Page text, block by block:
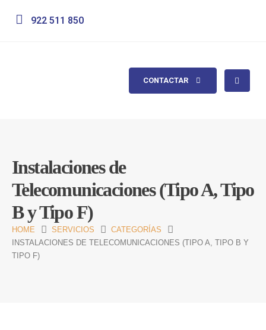
922 511 850
CONTACTAR
Instalaciones de
Telecomunicaciones (Tipo A, Tipo
B y Tipo F)
HOME SERVICIOS
CATEGORÍAS
INSTALACIONES DE TELECOMUNICACIONES (TIPO A, TIPO B Y
TIPO F)